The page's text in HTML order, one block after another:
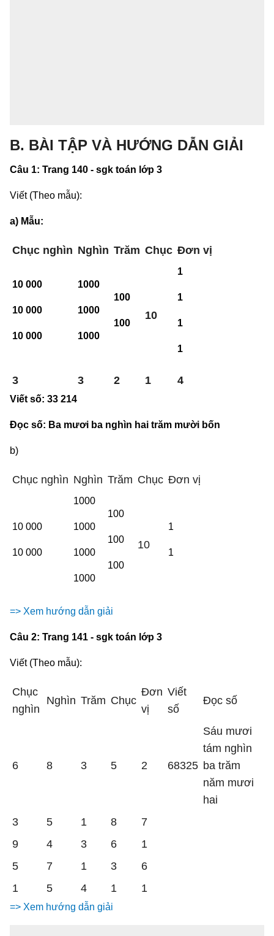
B. BÀI TẬP VÀ HƯỚNG DẪN GIẢI
Câu 1: Trang 140 - sgk toán lớp 3
Viết (Theo mẫu):
a) Mẫu:
Chục nghìn Nghìn Trăm Chục Đơn vị
10 000
10 000
10 000
1000
1000
1000
100
100
10
1
1
1
1
3 3 2 1 4
Viết số: 33 214
Đọc số: Ba mươi ba nghìn hai trăm mười bốn
b)
Chục nghìn Nghìn Trăm Chục Đơn vị
10 000
10 000
1000
1000
1000
1000
100
100
100
10
1
1
=> Xem hướng dẫn giải
Câu 2: Trang 141 - sgk toán lớp 3
Viết (Theo mẫu):
Chục
nghìn
Nghìn Trăm Chục
Đơn
vị
Viết
số
Đọc số
6 8 3 5 2 68325
Sáu mươi
tám nghìn
ba trăm
năm mươi
hai
3
5 1 8
7
9
4 3 6
1
5
7 1 3
6
1
5 4 1 1
=> Xem hướng dẫn giải